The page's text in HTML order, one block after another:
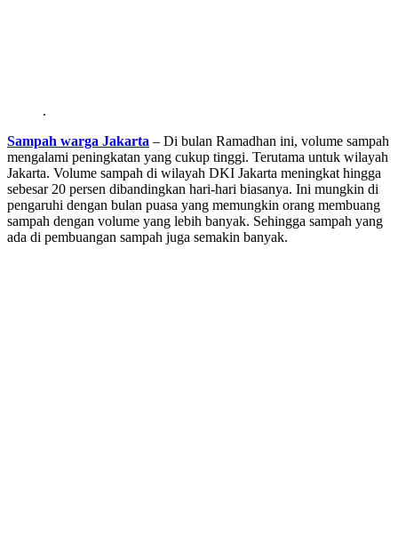
.
Sampah warga Jakarta – Di bulan Ramadhan ini, volume sampah
mengalami peningkatan yang cukup tinggi. Terutama untuk wilayah
Jakarta. Volume sampah di wilayah DKI Jakarta meningkat hingga
sebesar 20 persen dibandingkan hari-hari biasanya. Ini mungkin di
pengaruhi dengan bulan puasa yang memungkin orang membuang
sampah dengan volume yang lebih banyak. Sehingga sampah yang
ada di pembuangan sampah juga semakin banyak.